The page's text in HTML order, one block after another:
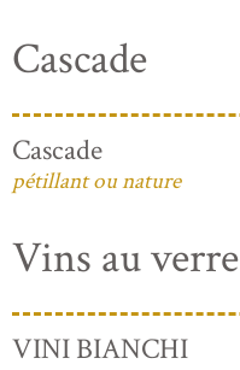
Cascade
Cascade
pétillant ou nature
Vins au verre
VINI BIANCHI